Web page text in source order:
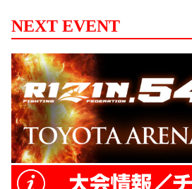
ていますか？ バヨル
の変更は大きな問題
モルダフスキーとの
ます。そのあとは次
思います。 ──モルダ
てはどのような印象
ヨル 一言で言って強
て、技もいろ...
NEXT EVENT